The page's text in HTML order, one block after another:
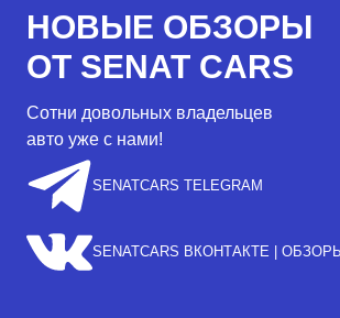
НОВЫЕ ОБЗОРЫ
ОТ SENAT CARS
Сотни довольных владельцев
авто уже с нами!
SENATCARS TELEGRAM
SENATCARS ВКОНТАКТЕ |